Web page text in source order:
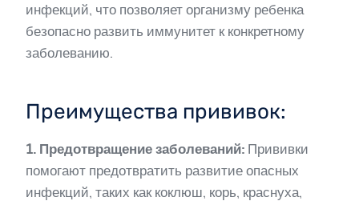
инфекций, что позволяет организму ребенка
безопасно развить иммунитет к конкретному
заболеванию.
Преимущества прививок:
1. Предотвращение заболеваний: Прививки
помогают предотвратить развитие опасных
инфекций, таких как коклюш, корь, краснуха,